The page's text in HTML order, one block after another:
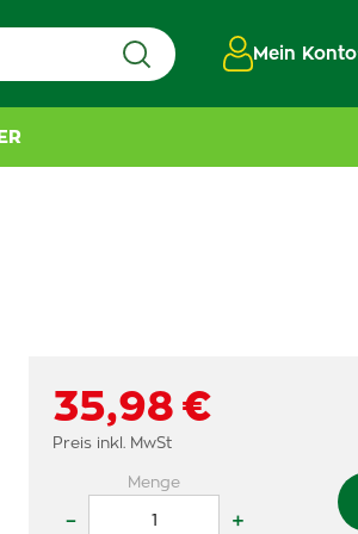
Mein Konto
35,98 €
Preis inkl. MwSt
Menge
– +